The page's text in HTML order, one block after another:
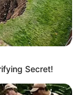
Secret!